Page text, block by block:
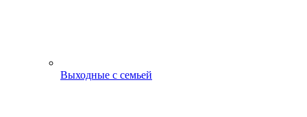
Выходные с семьей